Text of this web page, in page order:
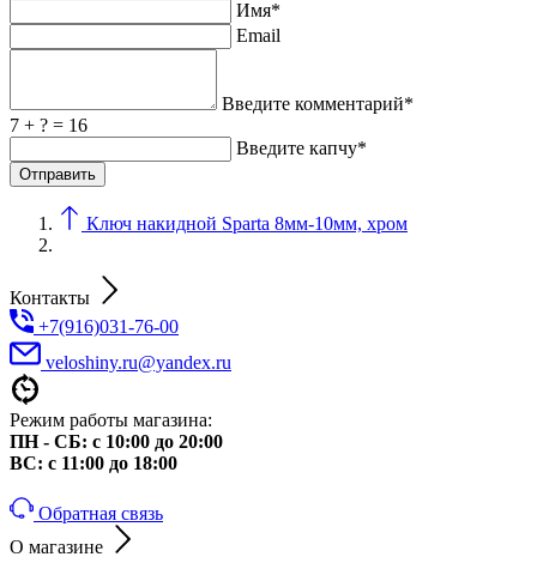
Имя*
Email
Введите комментарий*
7 + ? = 16
Введите капчу*
Ключ накидной Sparta 8мм-10мм, хром
Контакты
+7(916)031-76-00
veloshiny.ru@yandex.ru
Режим работы магазина:
ПН - СБ: с 10:00 до 20:00
ВС: с 11:00 до 18:00
Обратная связь
О магазине